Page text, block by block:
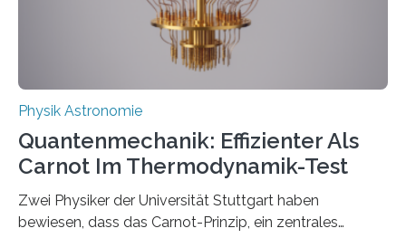
Physik Astronomie
Quantenmechanik: Effizienter Als
Carnot Im Thermodynamik-Test
Zwei Physiker der Universität Stuttgart haben
bewiesen, dass das Carnot-Prinzip, ein zentrales